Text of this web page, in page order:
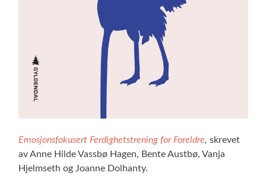
Emosjonsfokusert Ferdighetstrening for Foreldre, skrevet
av Anne Hilde Vassbø Hagen, Bente Austbø, Vanja
Hjelmseth og Joanne Dolhanty.